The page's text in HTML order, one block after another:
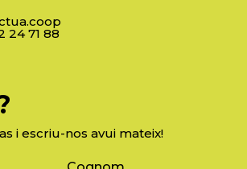
24 71 88
i escriu-nos avui mateix!